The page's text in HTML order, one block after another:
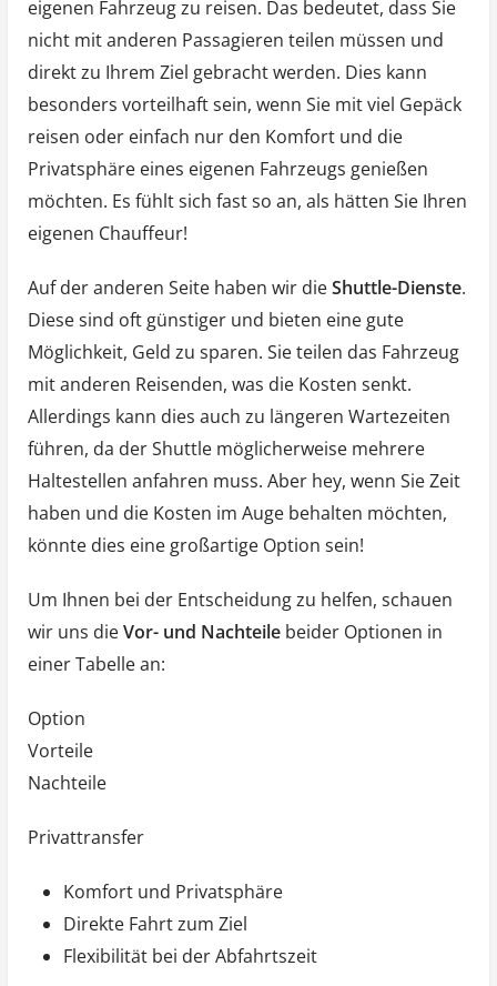
eigenen Fahrzeug zu reisen. Das bedeutet, dass Sie
nicht mit anderen Passagieren teilen müssen und
direkt zu Ihrem Ziel gebracht werden. Dies kann
besonders vorteilhaft sein, wenn Sie mit viel Gepäck
reisen oder einfach nur den Komfort und die
Privatsphäre eines eigenen Fahrzeugs genießen
möchten. Es fühlt sich fast so an, als hätten Sie Ihren
eigenen Chauffeur!
Auf der anderen Seite haben wir dieShuttle-Dienste.
Diese sind oft günstiger und bieten eine gute
Möglichkeit, Geld zu sparen. Sie teilen das Fahrzeug
mit anderen Reisenden, was die Kosten senkt.
Allerdings kann dies auch zu längeren Wartezeiten
führen, da der Shuttle möglicherweise mehrere
Haltestellen anfahren muss. Aber hey, wenn Sie Zeit
haben und die Kosten im Auge behalten möchten,
könnte dies eine großartige Option sein!
Um Ihnen bei der Entscheidung zu helfen, schauen
wir uns dieVor- und Nachteilebeider Optionen in
einer Tabelle an:
Option
Vorteile
Nachteile
Privattransfer
Komfort und Privatsphäre
Direkte Fahrt zum Ziel
Flexibilität bei der Abfahrtszeit